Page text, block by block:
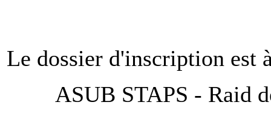
Le dossier d'inscription est
ASUB STAPS - Raid